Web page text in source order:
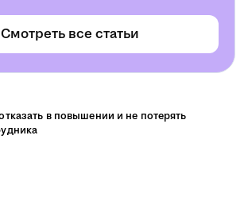
Смотреть все статьи
в повышении и не потерять